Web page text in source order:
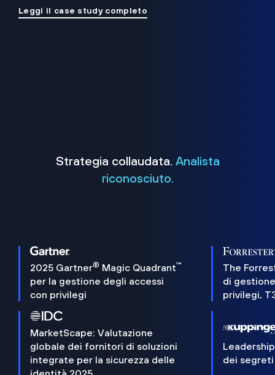
Leggi il case study completo
Strategia collaudata. Analista
riconosciuto.
2025 Gartner® Magic Quadrant™
per la gestione degli accessi
con privilegi
The
di
privilegi,
MarketScape: Valutazione
globale dei fornitori di soluzioni
integrate per la sicurezza delle
dei segreti